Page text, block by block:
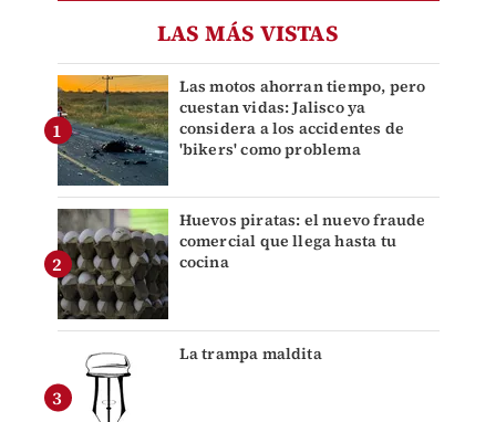
LAS MÁS VISTAS
Las motos ahorran tiempo, pero
cuestan vidas: Jalisco ya
considera a los accidentes de
'bikers' como problema
Huevos piratas: el nuevo fraude
comercial que llega hasta tu
cocina
La trampa maldita